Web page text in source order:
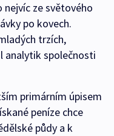
nejvíc ze světového
po kovech.
trzích,
analytik společnosti
primárním úpisem
peníze chce
půdy a k